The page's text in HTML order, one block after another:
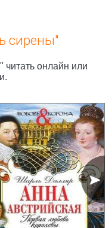
сирены"
читать онлайн или